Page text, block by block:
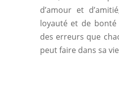
d’amour et
loyauté et de
des erreurs que
peut faire dans sa